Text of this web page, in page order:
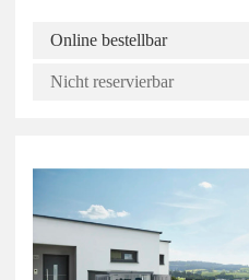
Online bestellbar
Nicht reservierbar